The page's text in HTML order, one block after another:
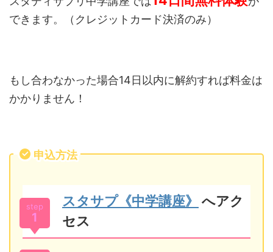
できます。（クレジットカード決済のみ）
もし合わなかった場合14日以内に解約すれば料金は
かかりません！
申込方法
step
1
スタサプ《中学講座》
へアク
セス